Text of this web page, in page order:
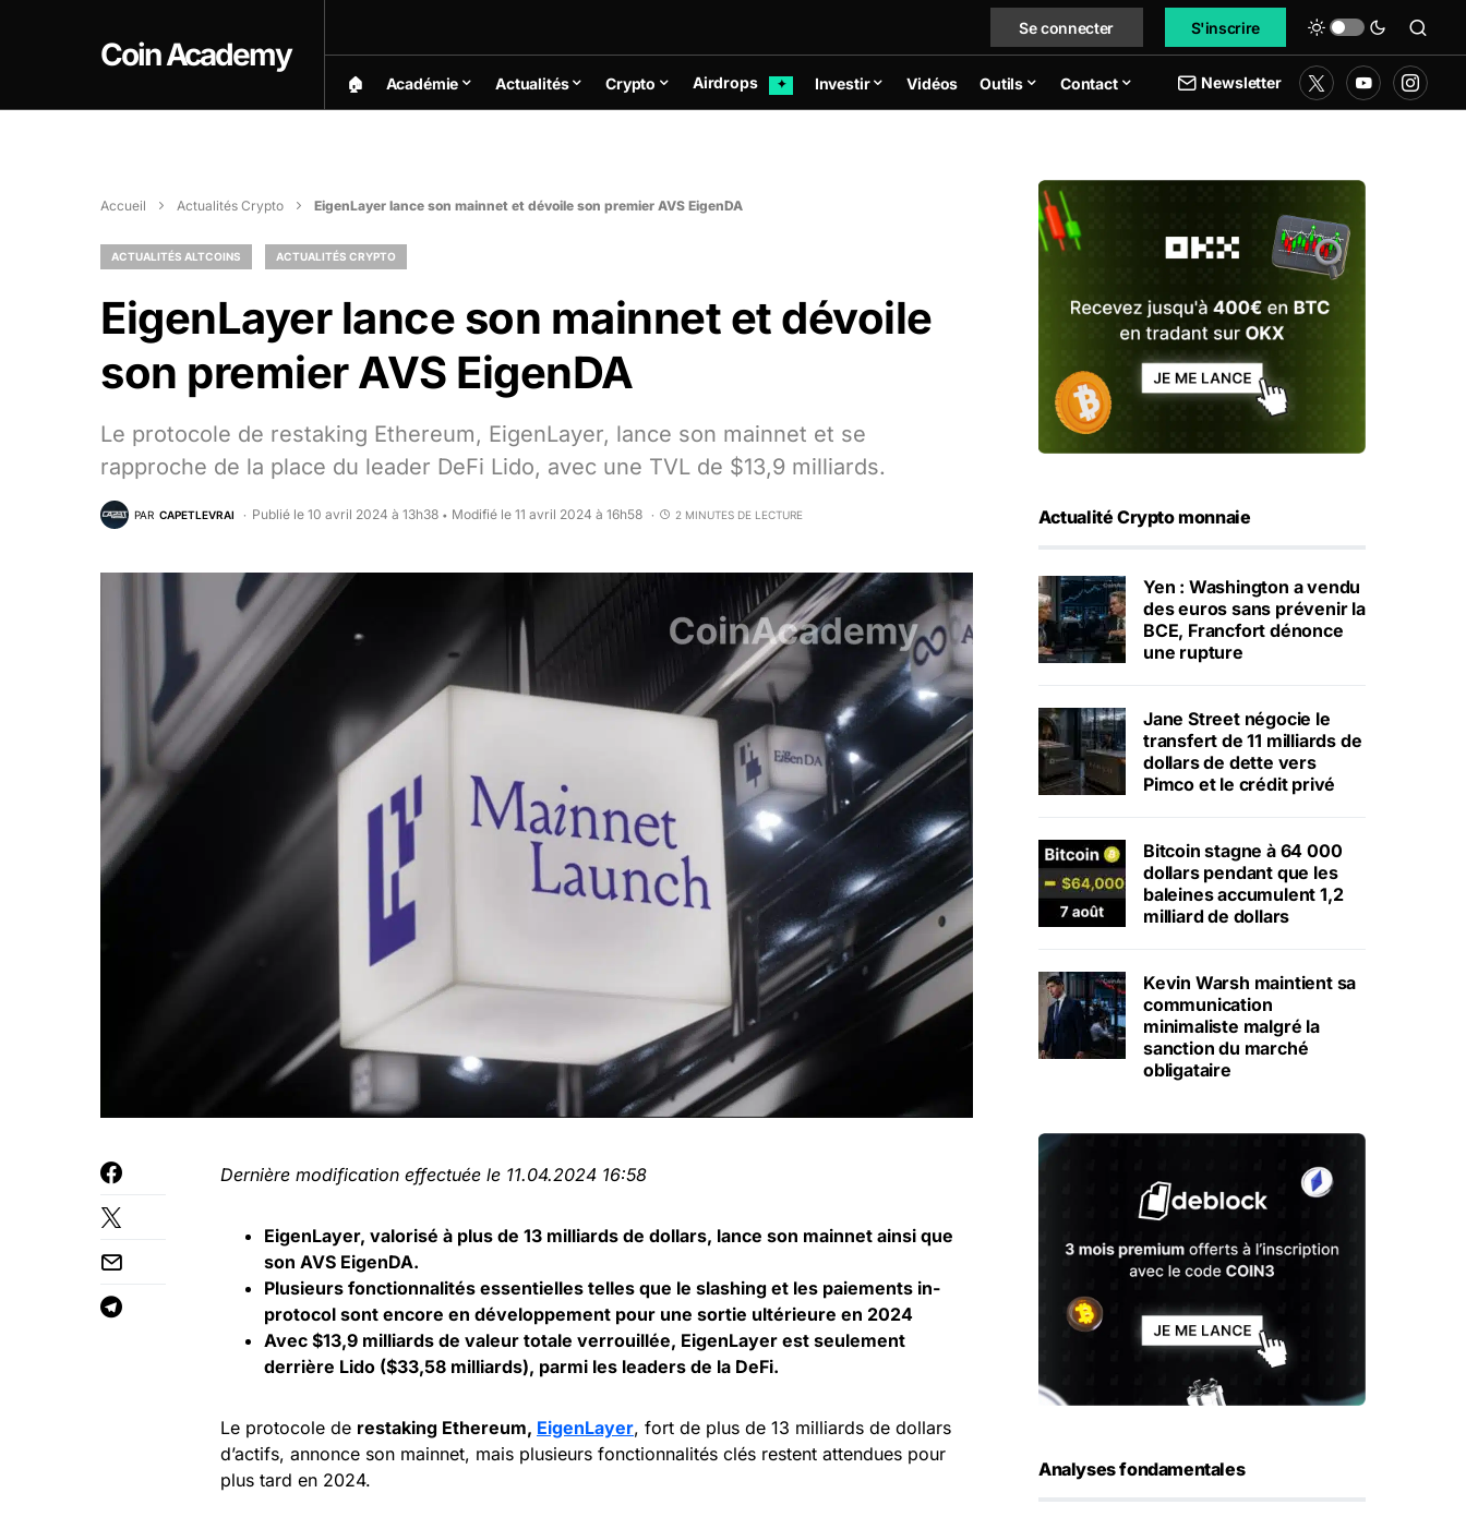
Coin Academy
Se connecter S'inscrire
🏠︎ Académie Actualités Crypto Airdrops ✦ Investir Vidéos Outils Contact Newsletter
Accueil Actualités Crypto EigenLayer lance son mainnet et dévoile son premier AVS EigenDA
ACTUALITÉS ALTCOINS ACTUALITÉS CRYPTO
EigenLayer lance son mainnet et dévoile
son premier AVS EigenDA
Le protocole de restaking Ethereum, EigenLayer, lance son mainnet et se
rapproche de la place du leader DeFi Lido, avec une TVL de $13,9 milliards.
PAR CAPETLEVRAI Publié le 10 avril 2024 à 13h38 • Modifié le 11 avril 2024 à 16h58 2 MINUTES DE LECTURE
Dernière modification effectuée le 11.04.2024 16:58
EigenLayer, valorisé à plus de 13 milliards de dollars, lance son mainnet ainsi que
son AVS EigenDA.
Plusieurs fonctionnalités essentielles telles que le slashing et les paiements in-
protocol sont encore en développement pour une sortie ultérieure en 2024
Avec $13,9 milliards de valeur totale verrouillée, EigenLayer est seulement
derrière Lido ($33,58 milliards), parmi les leaders de la DeFi.
Le protocole de restaking Ethereum, EigenLayer, fort de plus de 13 milliards de dollars
d’actifs, annonce son mainnet, mais plusieurs fonctionnalités clés restent attendues pour
plus tard en 2024.
Actualité Crypto monnaie
Yen : Washington a vendu
des euros sans prévenir la
BCE, Francfort dénonce
une rupture
Jane Street négocie le
transfert de 11 milliards de
dollars de dette vers
Pimco et le crédit privé
Bitcoin stagne à 64 000
dollars pendant que les
baleines accumulent 1,2
milliard de dollars
Kevin Warsh maintient sa
communication
minimaliste malgré la
sanction du marché
obligataire
Analyses fondamentales